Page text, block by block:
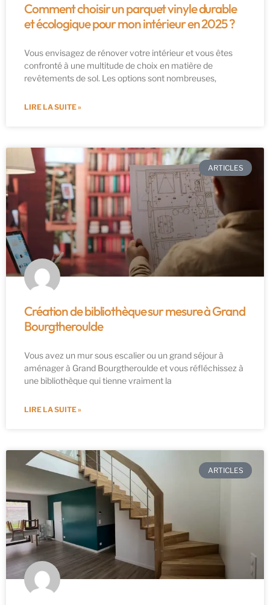
Comment choisir un parquet vinyle durable
et écologique pour mon intérieur en 2025 ?
Vous envisagez de rénover votre intérieur et vous êtes
confronté à une multitude de choix en matière de
revêtements de sol. Les options sont nombreuses,
LIRE LA SUITE »
ARTICLES
Création de bibliothèque sur mesure à Grand
Bourgtheroulde
Vous avez un mur sous escalier ou un grand séjour à
aménager à Grand Bourgtheroulde et vous réfléchissez à
une bibliothèque qui tienne vraiment la
LIRE LA SUITE »
ARTICLES